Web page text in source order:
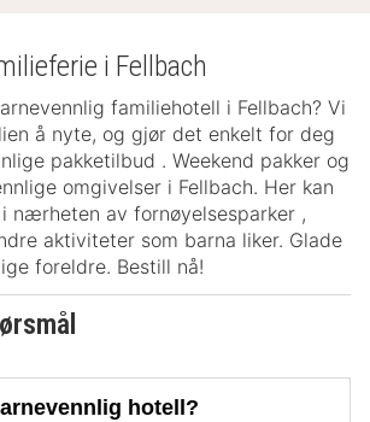
i Fellbach
familiehotell i Fellbach? Vi
å nyte, og gjør det enkelt for deg
pakketilbud . Weekend pakker og
omgivelser i Fellbach. Her kan
nærheten av fornøyelsesparker ,
aktiviteter som barna liker. Glade
foreldre. Bestill nå!
hotell?